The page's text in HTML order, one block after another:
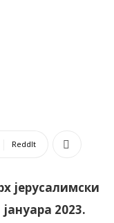
ReddIt
јерусалимски
2023.